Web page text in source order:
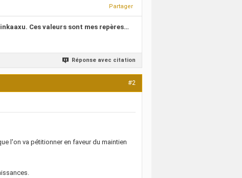
Partager
Ces valeurs sont mes repères…
Réponse avec citation
#2
l'on va pétitionner en faveur du maintien